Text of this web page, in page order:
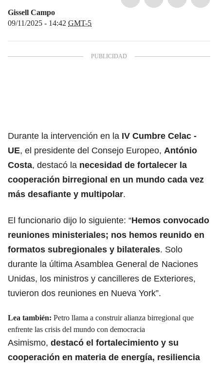
Gissell Campo
09/11/2025 - 14:42 GMT-5
Durante la intervención en la IV Cumbre Celac -
UE, el presidente del Consejo Europeo, António
Costa, destacó la necesidad de fortalecer la
cooperación birregional en un mundo cada vez
más desafiante y multipolar.
El funcionario dijo lo siguiente: “Hemos convocado
reuniones ministeriales; nos hemos reunido en
formatos subregionales y bilaterales. Solo
durante la última Asamblea General de Naciones
Unidas, los ministros y cancilleres de Exteriores,
tuvieron dos reuniones en Nueva York”.
Lea también: Petro llama a construir alianza birregional que
enfrente las crisis del mundo con democracia
Asimismo, destacó el fortalecimiento y su
cooperación en materia de energía, resiliencia